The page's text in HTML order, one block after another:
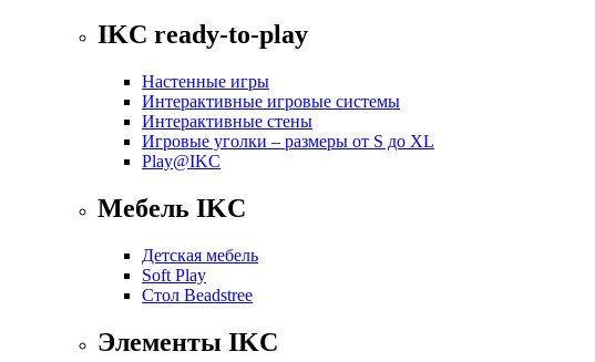
IKC ready-to-play
Настенные игры
Интерактивные игровые системы
Интерактивные стены
Игровые уголки – размеры от S до XL
Play@IKC
Мебель IKC
Детская мебель
Soft Play
Стол Beadstree
Элементы IKC